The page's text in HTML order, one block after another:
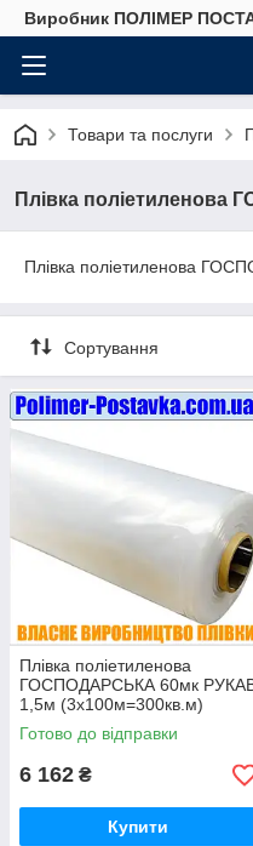
Виробник ПОЛІМЕР
Товари та послуги
Плівка
Плівка поліетиленова
Сортування
Плівка поліетиленова
ГОСПОДАРСЬКА 60мк
1,5м (3х100м=300кв.м)
Готово до відправки
6 162 ₴
Купити